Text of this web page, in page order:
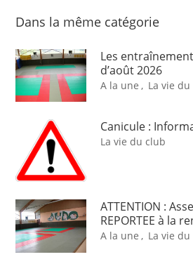
Dans la même catégorie
Les
d’août 2026
A la une , La vie
Canicule :
La vie du club
ATTENTION :
REPORTEE à la
A la une , La vie